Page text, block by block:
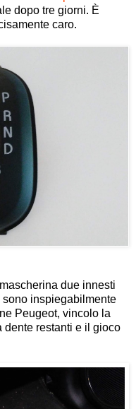
dopo tre giorni. È
caro.
due innesti
inspiegabilmente
Peugeot, vincolo la
dente restanti e il gioco